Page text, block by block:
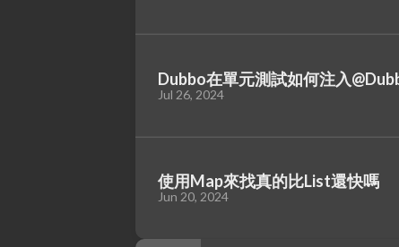
Dubbo在單元測試如何注入
Jul 26, 2024
使用Map來找真的比List還快嗎
Jun 20, 2024